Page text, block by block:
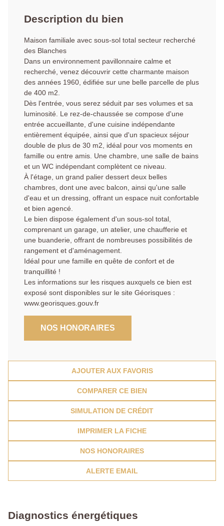
Description du bien
Maison familiale avec sous-sol total secteur recherché
des Blanches
Dans un environnement pavillonnaire calme et
recherché, venez découvrir cette charmante maison
des années 1960, édifiée sur une belle parcelle de plus
de 400 m2.
Dès l'entrée, vous serez séduit par ses volumes et sa
luminosité. Le rez-de-chaussée se compose d'une
entrée accueillante, d'une cuisine indépendante
entièrement équipée, ainsi que d'un spacieux séjour
double de plus de 30 m2, idéal pour vos moments en
famille ou entre amis. Une chambre, une salle de bains
et un WC indépendant complètent ce niveau.
À l'étage, un grand palier dessert deux belles
chambres, dont une avec balcon, ainsi qu'une salle
d'eau et un dressing, offrant un espace nuit confortable
et bien agencé.
Le bien dispose également d'un sous-sol total,
comprenant un garage, un atelier, une chaufferie et
une buanderie, offrant de nombreuses possibilités de
rangement et d'aménagement.
Idéal pour une famille en quête de confort et de
tranquillité !
Les informations sur les risques auxquels ce bien est
exposé sont disponibles sur le site Géorisques :
www.georisques.gouv.fr
NOS HONORAIRES
AJOUTER AUX FAVORIS
COMPARER CE BIEN
SIMULATION DE CRÉDIT
IMPRIMER LA FICHE
NOS HONORAIRES
ALERTE EMAIL
Diagnostics énergétiques